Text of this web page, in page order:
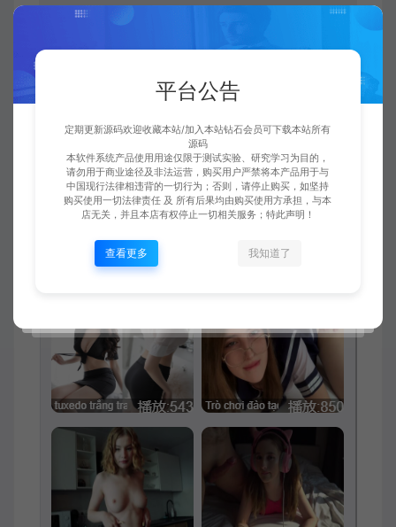
平台公告
定期更新源码欢迎收藏本站/加入本站钻石会员可下载本站所有
源码
本软件系统产品使用用途仅限于测试实验、研究学习为目的，
请勿用于商业途径及非法运营，购买用户严禁将本产品用于与
中国现行法律相违背的一切行为；否则，请停止购买，如坚持
购买使用一切法律责任 及 所有后果均由购买使用方承担，与本
店无关，并且本店有权停止一切相关服务；特此声明！
查看更多 我知道了